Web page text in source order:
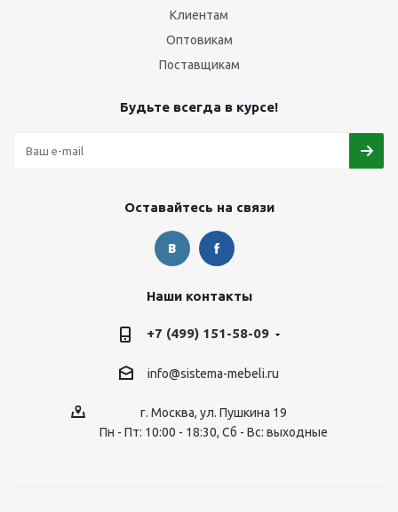
Клиентам
Оптовикам
Поставщикам
Будьте всегда в курсе!
Оставайтесь на связи
Наши контакты
+7 (499) 151-58-09
info@sistema-mebeli.ru
г. Москва, ул. Пушкина 19
Пн - Пт: 10:00 - 18:30, Сб - Вс: выходные